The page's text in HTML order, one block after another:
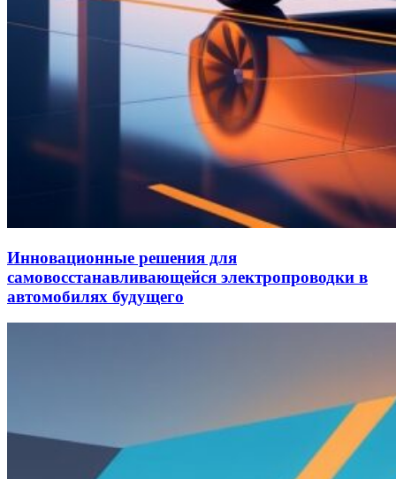
Инновационные решения для
самовосстанавливающейся электропроводки в
автомобилях будущего